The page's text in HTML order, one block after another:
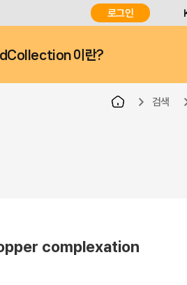
로그인
dCollection 이란?
검색
complexation